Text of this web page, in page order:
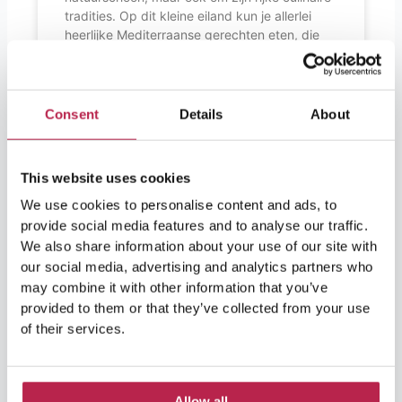
Consent Details About
This website uses cookies
We use cookies to personalise content and ads, to
provide social media features and to analyse our traffic.
We also share information about your use of our site with
our social media, advertising and analytics partners who
may combine it with other information that you’ve
provided to them or that they’ve collected from your use
of their services.
tradities. Op dit kleine eiland kun je allerlei
heerlijke Mediterraanse gerechten eten, die
vaak bestaan uit verse zeevruchten, zoals
gambas, langostas (kreeften) en verschillende
LEES VERDER »